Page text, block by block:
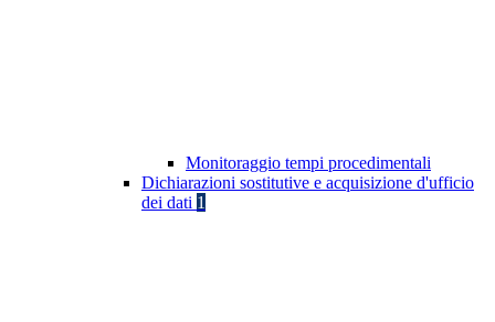
Monitoraggio tempi procedimentali
Dichiarazioni sostitutive e acquisizione d'ufficio
dei dati 1